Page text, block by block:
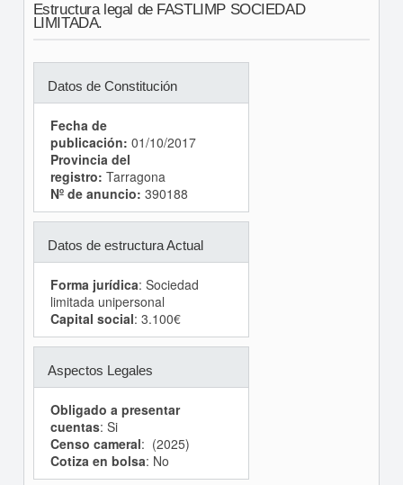
Estructura legal de FASTLIMP SOCIEDAD
LIMITADA.
Datos de Constitución
Fecha de
publicación: 01/10/2017
Provincia del
registro: Tarragona
Nº de anuncio: 390188
Datos de estructura Actual
Forma jurídica: Sociedad
limitada unipersonal
Capital social: 3.100€
Aspectos Legales
Obligado a presentar
cuentas: Si
Censo cameral: (2025)
Cotiza en bolsa: No